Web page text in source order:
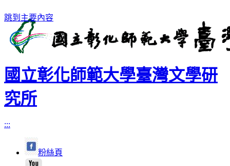
跳到主要內容
國立彰化師範大學臺灣文學研
究所
:::
粉絲頁